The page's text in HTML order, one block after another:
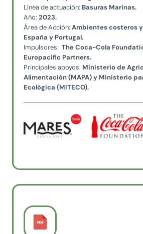
Línea de actuación: Basuras Marinas.
Año: 2023.
Área de Acción: Ambientes costeros
España y Portugal.
Impulsores: The Coca-Cola
Europacific Partners.
Principales apoyos: Ministerio de
Alimentación (MAPA) y Ministerio
Ecológica (MITECO).